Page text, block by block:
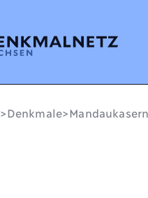
Sachsen
>Denkmale>